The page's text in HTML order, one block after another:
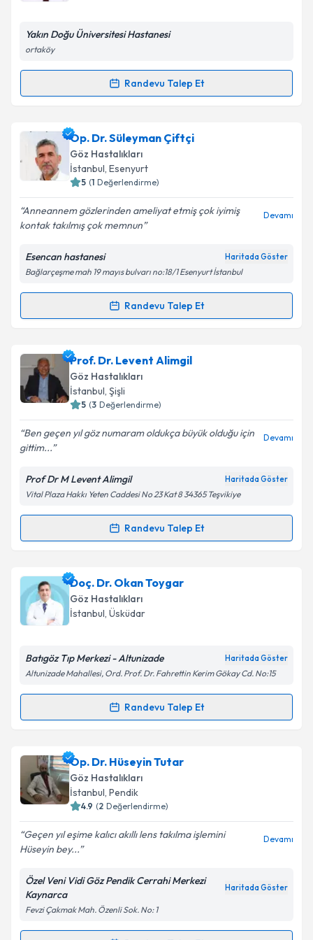
E-posta Adresiniz
Kişisel verilerimin işlenmesine ilişkinAydınlatma
kapsamda işlenmesini kabul ediyorum.
Takvim Talebini Gönder
Yakın Doğu Üniversitesi Hastanesi
ortaköy
Randevu Talep Et
Randevu Takvimi Talebi
Dr. Öğr. Üyesi Erol Dülgeriçin randevu takvimi
talebi oluşturun. Size bu uzmandan randevu almanız
için bir takvim hazırlandığında e-posta ile
bilgilendireceğiz.
E-posta Adresiniz
Kişisel verilerimin işlenmesine ilişkinAydınlatma
Metni'ni okudum ve kişisel verilerimin belirtilen
kapsamda işlenmesini kabul ediyorum.
Op. Dr. Süleyman Çiftçi
Göz Hastalıkları
İstanbul, Esenyurt
5 (1 Değerlendirme)
Anneannem gözlerinden ameliyat etmiş çok iyimiş
kontak takılmış çok memnun
Devamı
Esencan hastanesi Haritada Göster
Bağlarçeşme mah 19 mayıs bulvarı no:18/1 Esenyurt İstanbul
Randevu Talep Et
Randevu Takvimi Talebi
Op. Dr. Süleyman Çiftçiiçin randevu takvimi talebi
oluşturun. Size bu uzmandan randevu almanız için bir
takvim hazırlandığında e-posta ile bilgilendireceğiz.
Kişisel verilerimin işlenmesine ilişkin
Aydınlatma
Metni'ni okudum ve kişisel verilerimin belirtilen
kapsamda işlenmesini kabul ediyorum.
Prof. Dr. Levent Alimgil
Göz Hastalıkları
İstanbul, Şişli
5 (3 Değerlendirme)
Ben geçen yıl göz numaram oldukça büyük olduğu için
gittim...
Devamı
Prof Dr M Levent Alimgil Haritada Göster
Vital Plaza Hakkı Yeten Caddesi No 23 Kat 8 34365 Teşvikiye
Randevu Talep Et
Randevu Takvimi Talebi
Prof. Dr. Levent Alimgiliçin randevu takvimi talebi
oluşturun. Size bu uzmandan randevu almanız için bir
takvim hazırlandığında e-posta ile bilgilendireceğiz.
Kişisel verilerimin işlenmesine ilişkin
Metni'ni okudum ve kişisel verilerimin belirtilen
Takvim Talebini Gönder
Doç. Dr. Okan Toygar
Göz Hastalıkları
İstanbul, Üsküdar
Batıgöz Tıp Merkezi - Altunizade Haritada Göster
Altunizade Mahallesi, Ord. Prof. Dr. Fahrettin Kerim Gökay Cd. No:15
Randevu Talep Et
Randevu Takvimi Talebi
Doç. Dr. Okan Toygariçin randevu takvimi talebi
oluşturun. Size bu uzmandan randevu almanız için bir
takvim hazırlandığında e-posta ile bilgilendireceğiz.
Kişisel verilerimin işlenmesine ilişkin
Aydınlatma
kapsamda işlenmesini kabul ediyorum.
Op. Dr. Hüseyin Tutar
Göz Hastalıkları
İstanbul, Pendik
4.9 (2 Değerlendirme)
Geçen yıl eşime kalıcı akıllı lens takılma işlemini
Hüseyin bey...
Devamı
Özel Veni Vidi Göz Pendik Cerrahi Merkezi
Kaynarca
Haritada Göster
Fevzi Çakmak Mah. Özenli Sok. No: 1